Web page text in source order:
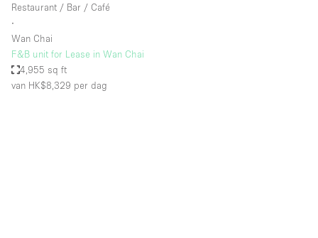
Beveiligingssysteem
Concierge
Restaurant / Bar / Café
∙
Wan Chai
F&B unit for Lease in Wan Chai
4,955 sq ft
van HK$8,329 per dag